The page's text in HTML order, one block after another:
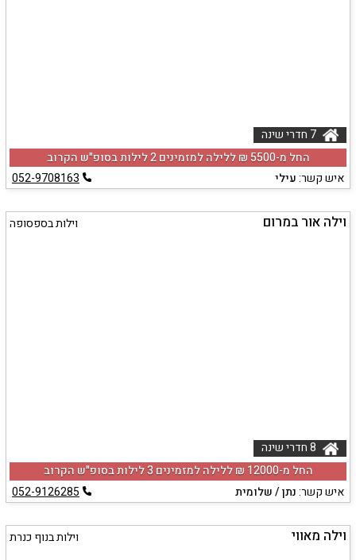
החל מ-‏5500 ₪ ללילה למזמינים 2 לילות בסופ"ש הקרוב
איש קשר:עילי 052-9708163
וילה אור במרום וילות בספסופה
החל מ-‏12000 ₪ ללילה למזמינים 3 לילות בסופ"ש הקרוב
איש קשר:נתן / שלומית 052-9126285
וילה מאווי וילות בנוף כנרת